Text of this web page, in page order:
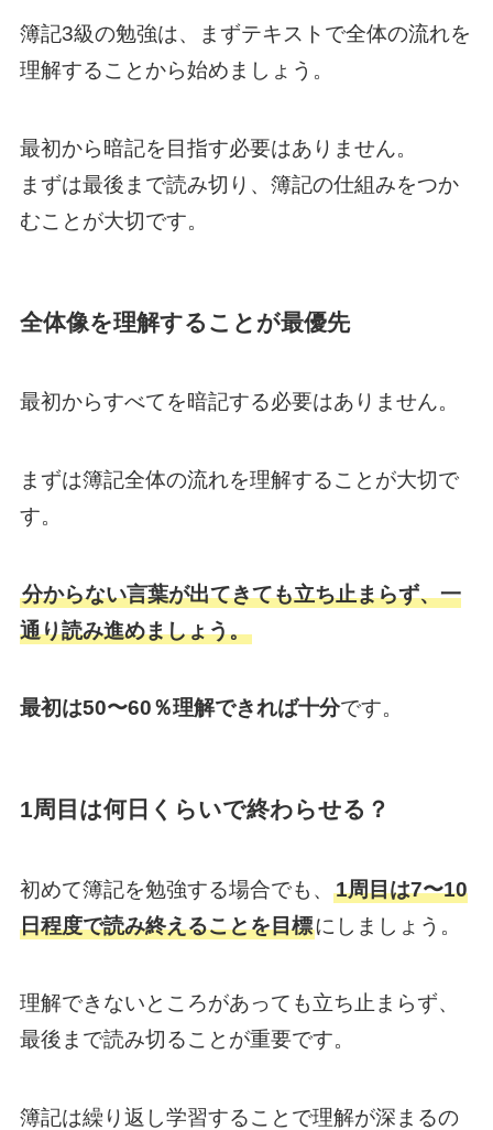
簿記3級の勉強は、まずテキストで全体の流れを
理解することから始めましょう。
最初から暗記を目指す必要はありません。
まずは最後まで読み切り、簿記の仕組みをつか
むことが大切です。
全体像を理解することが最優先
最初からすべてを暗記する必要はありません。
まずは簿記全体の流れを理解することが大切で
す。
分からない言葉が出てきても立ち止まらず、一
通り読み進めましょう。
最初は50〜60％理解できれば十分です。
1周目は何日くらいで終わらせる？
初めて簿記を勉強する場合でも、 1周目は7〜10
日程度で読み終えることを目標にしましょう。
理解できないところがあっても立ち止まらず、
最後まで読み切ることが重要です。
簿記は繰り返し学習することで理解が深まるの